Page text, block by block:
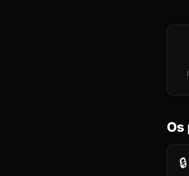
Os
🔒